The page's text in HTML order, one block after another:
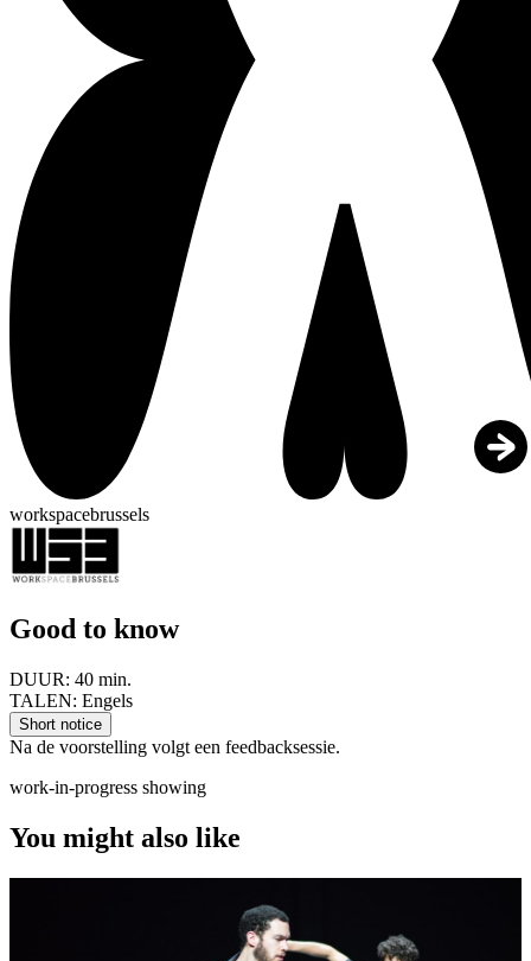
workspacebrussels
Good to know
DUUR: 40 min.
TALEN: Engels
Short notice
Na de voorstelling volgt een feedbacksessie.
work-in-progress showing
You might also like